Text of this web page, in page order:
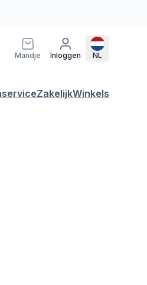
Mandje Inloggen NL
ZakelijkWinkels